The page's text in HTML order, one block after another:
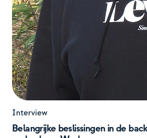
Interview
Belangrijke beslissingen in de